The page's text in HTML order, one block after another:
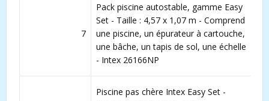
7
Pack piscine autostable, gamme Easy
Set - Taille : 4,57 x 1,07 m - Comprend
une piscine, un épurateur à cartouche,
une bâche, un tapis de sol, une échelle
- Intex 26166NP
Piscine pas chère Intex Easy Set -